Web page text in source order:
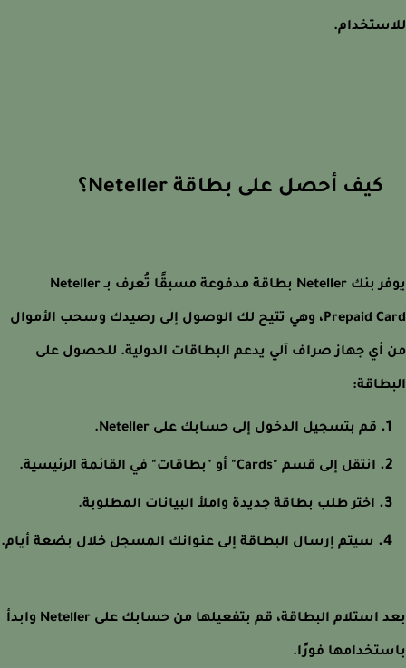
كيف أحصل على بطاقة Neteller؟
يوفر بنك Neteller بطاقة مدفوعة مسبقًا تُعرف بـ Neteller
Prepaid Card، وهي تتيح لك الوصول إلى رصيدك وسحب الأموال
أي جهاز صراف آلي يدعم البطاقات الدولية. للحصول على
قم بتسجيل الدخول إلى حسابك على Neteller.
انتقل إلى قسم "Cards" أو "بطاقات" في القائمة الرئيسية.
اختر طلب بطاقة جديدة واملأ البيانات المطلوبة.
سيتم إرسال البطاقة إلى عنوانك المسجل خلال بضعة أيام.
بعد استلام البطاقة، قم بتفعيلها من حسابك على Neteller وابدأ
فورًا.